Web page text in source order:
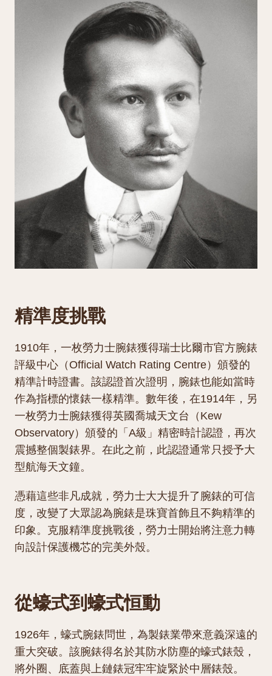
精準度挑戰
1910年，一枚勞力士腕錶獲得瑞士比爾市官方腕錶
評級中心（Official Watch Rating Centre）頒發的
精準計時證書。該認證首次證明，腕錶也能如當時
作為指標的懷錶一樣精準。數年後，在1914年，另
一枚勞力士腕錶獲得英國喬城天文台（Kew
Observatory）頒發的「A級」精密時計認證，再次
震撼整個製錶界。在此之前，此認證通常只授予大
型航海天文鐘。
憑藉這些非凡成就，勞力士大大提升了腕錶的可信
度，改變了大眾認為腕錶是珠寶首飾且不夠精準的
印象。克服精準度挑戰後，勞力士開始將注意力轉
向設計保護機芯的完美外殼。
從蠔式到蠔式恒動
1926年，蠔式腕錶問世，為製錶業帶來意義深遠的
重大突破。該腕錶得名於其防水防塵的蠔式錶殼，
將外圈、底蓋與上鏈錶冠牢牢旋緊於中層錶殼。